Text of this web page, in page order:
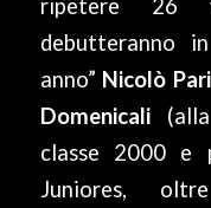
ripetere 26
debutteranno
anno” Nicolò
Domenicali(alla
classe 2000 e
Juniores,